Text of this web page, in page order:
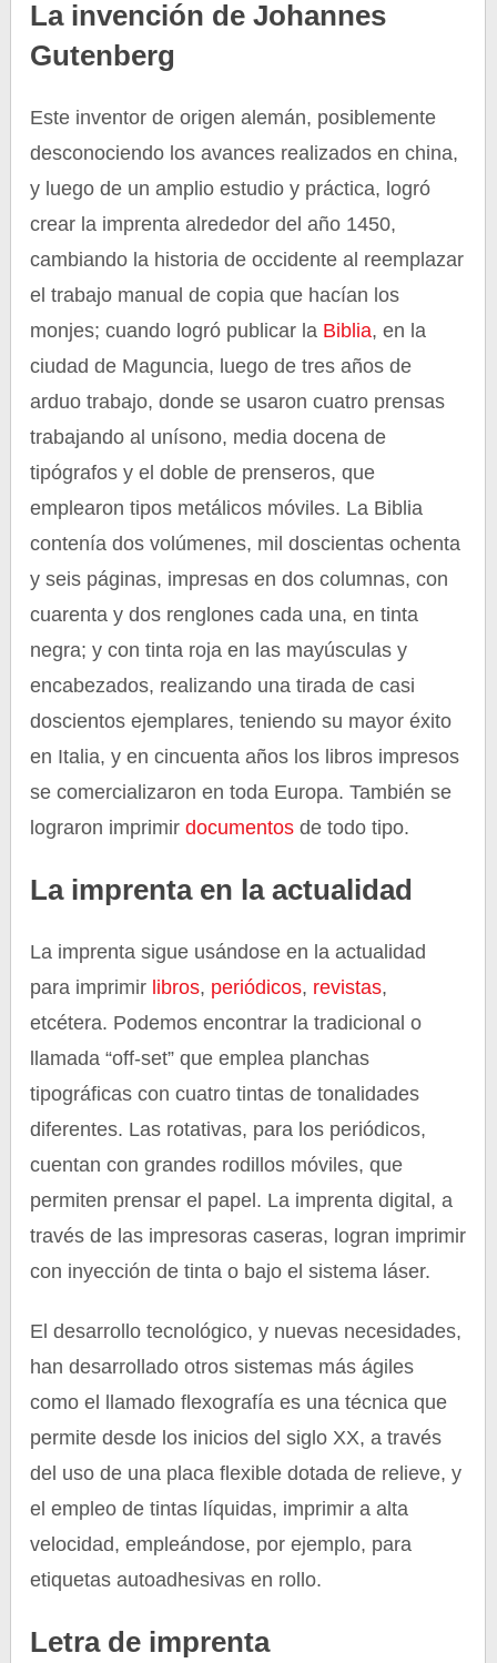
La invención de Johannes
Gutenberg
Este inventor de origen alemán, posiblemente
desconociendo los avances realizados en china,
y luego de un amplio estudio y práctica, logró
crear la imprenta alrededor del año 1450,
cambiando la historia de occidente al reemplazar
el trabajo manual de copia que hacían los
monjes; cuando logró publicar la Biblia, en la
ciudad de Maguncia, luego de tres años de
arduo trabajo, donde se usaron cuatro prensas
trabajando al unísono, media docena de
tipógrafos y el doble de prenseros, que
emplearon tipos metálicos móviles. La Biblia
contenía dos volúmenes, mil doscientas ochenta
y seis páginas, impresas en dos columnas, con
cuarenta y dos renglones cada una, en tinta
negra; y con tinta roja en las mayúsculas y
encabezados, realizando una tirada de casi
doscientos ejemplares, teniendo su mayor éxito
en Italia, y en cincuenta años los libros impresos
se comercializaron en toda Europa. También se
lograron imprimirdocumentos de todo tipo.
La imprenta en la actualidad
La imprenta sigue usándose en la actualidad
para imprimir libros, periódicos, revistas,
etcétera. Podemos encontrar la tradicional o
llamada “off-set” que emplea planchas
tipográficas con cuatro tintas de tonalidades
diferentes. Las rotativas, para los periódicos,
cuentan con grandes rodillos móviles, que
permiten prensar el papel. La imprenta digital, a
través de las impresoras caseras, logran imprimir
con inyección de tinta o bajo el sistema láser.
El desarrollo tecnológico, y nuevas necesidades,
han desarrollado otros sistemas más ágiles
como el llamado flexografía es una técnica que
permite desde los inicios del siglo XX, a través
del uso de una placa flexible dotada de relieve, y
el empleo de tintas líquidas, imprimir a alta
velocidad, empleándose, por ejemplo, para
etiquetas autoadhesivas en rollo.
Letra de imprenta